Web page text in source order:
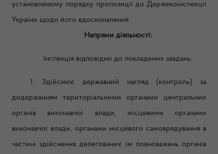
установленому порядку пропозиції до Держекоінспекції
України щодо його вдосконалення.
Напрями діяльності:
Інспекція відповідно до покладених завдань:
1. Здійснює державний нагляд (контроль) за
додержанням територіальними органами центральних
органів виконавчої влади, місцевими органами
виконавчої влади, органами місцевого самоврядування в
частині здійснення делегованих їм повноважень органів